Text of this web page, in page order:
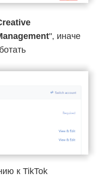
", иначе
к TikTok